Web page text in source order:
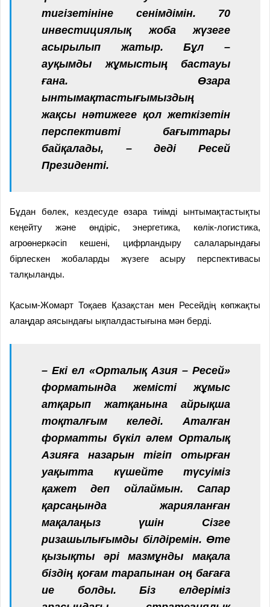
тигізетініне сенімдімін. 70
инвестициялық жоба жүзеге
асырылып жатыр. Бұл –
ауқымды жұмыстың бастауы
ғана. Өзара
ынтымақтастығымыздың
жақсы нәтижеге қол жеткізетін
перспективті бағыттары
байқалады, – деді Ресей
Президенті.
Бұдан бөлек, кездесуде өзара тиімді ынтымақтастықты
кеңейту және өндіріс, энергетика, көлік-логистика,
агроөнеркәсіп кешені, цифрландыру салаларындағы
бірлескен жобаларды жүзеге асыру перспективасы
талқыланды.
Қасым-Жомарт Тоқаев Қазақстан мен Ресейдің көпжақты
алаңдар аясындағы ықпалдастығына мән берді.
– Екі ел «Орталық Азия – Ресей»
форматында жемісті жұмыс
атқарып жатқанына айрықша
тоқталғым келеді. Аталған
форматты бүкіл әлем Орталық
Азияға назарын тігіп отырған
уақытта күшейте түсуіміз
қажет деп ойлаймын. Сапар
қарсаңында жарияланған
мақалаңыз үшін Сізге
ризашылығымды білдіремін. Өте
қызықты әрі мазмұнды мақала
біздің қоғам тарапынан оң бағаға
ие болды. Біз елдеріміз